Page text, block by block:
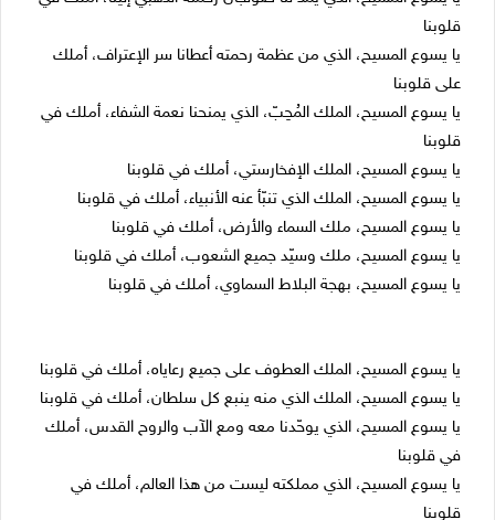
قلوبنا
يا يسوع المسيح، الذي من عظمة رحمته أعطانا سر الإعتراف، أملك
على قلوبنا
يا يسوع المسيح، الملك المُحِبّ، الذي يمنحنا نعمة الشفاء، أملك في
قلوبنا
يا يسوع المسيح، الملك الإفخارستي، أملك في قلوبنا
يا يسوع المسيح، الملك الذي تنبّأ عنه الأنبياء، أملك في قلوبنا
يا يسوع المسيح، ملك السماء والأرض، أملك في قلوبنا
يا يسوع المسيح، ملك وسيّد جميع الشعوب، أملك في قلوبنا
يا يسوع المسيح، بهجة البلاط السماوي، أملك في قلوبنا
يا يسوع المسيح، الملك العطوف على جميع رعاياه، أملك في قلوبنا
يا يسوع المسيح، الملك الذي منه ينبع كل سلطان، أملك في قلوبنا
يا يسوع المسيح، الذي يوحّدنا معه ومع الآب والروح القدس، أملك
في قلوبنا
يا يسوع المسيح، الذي مملكته ليست من هذا العالم، أملك في
قلوبنا